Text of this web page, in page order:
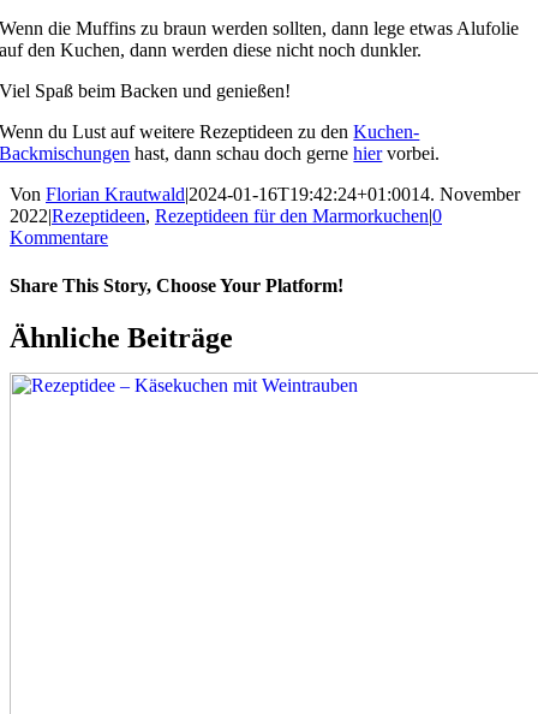
Wenn die Muffins zu braun werden sollten, dann lege etwas Alufolie
auf den Kuchen, dann werden diese nicht noch dunkler.
Viel Spaß beim Backen und genießen!
Wenn du Lust auf weitere Rezeptideen zu denKuchen-
Backmischungen hast, dann schau doch gernehiervorbei.
Von Florian Krautwald|2024-01-16T19:42:24+01:0014. November
2022|Rezeptideen, Rezeptideen für den Marmorkuchen|0
Kommentare
Share This Story, Choose Your Platform!
Ähnliche Beiträge